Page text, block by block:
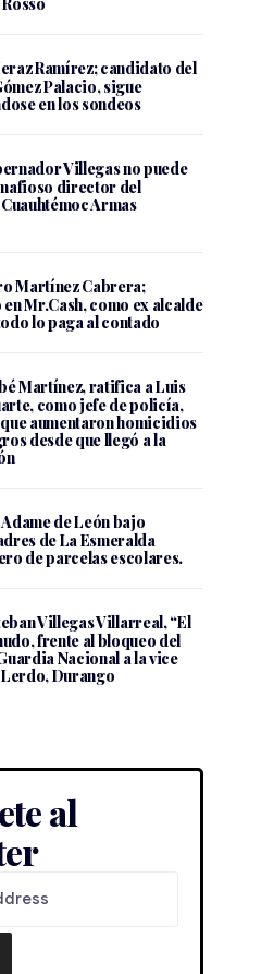
Ramírez; candidato del
Palacio, sigue
en los sondeos
Villegas no puede
director del
Armas
Martínez Cabrera;
Mr.Cash, como ex alcalde
lo paga al contado
Martínez, ratifica a Luis
como jefe de policía,
aumentaron homicidios
desde que llegó a la
de León bajo
de La Esmeralda
de parcelas escolares.
Villegas Villarreal, “El
frente al bloqueo del
Nacional a la vice
Durango
al